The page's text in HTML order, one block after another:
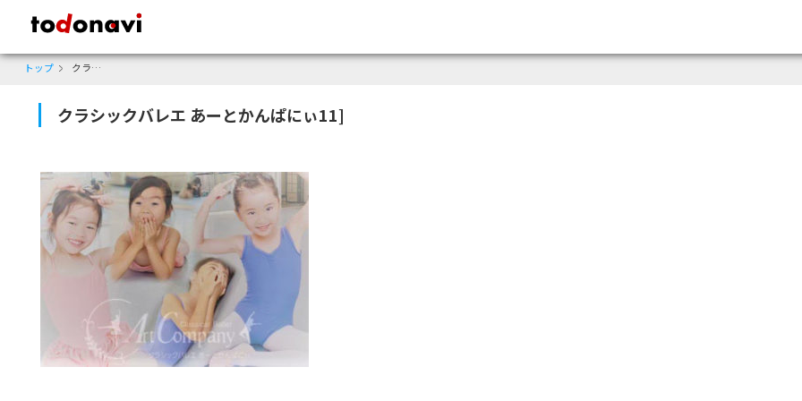
todonavi - 鹿児島のクーポンサイト、様々なジャンルのクーポンが見つかる
トップ クラシックバレエ あーとかんぱにぃ11]
クラシックバレエ あーとかんぱにぃ11]